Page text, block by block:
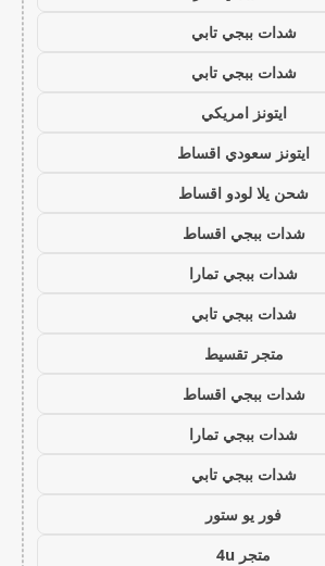
شدات ببجي تابي
شدات ببجي تابي
ايتونز امريكي
ايتونز سعودي اقساط
شحن يلا لودو اقساط
شدات ببجي اقساط
شدات ببجي تمارا
شدات ببجي تابي
متجر تقسيط
شدات ببجي اقساط
شدات ببجي تمارا
شدات ببجي تابي
فور يو ستور
متجر 4u